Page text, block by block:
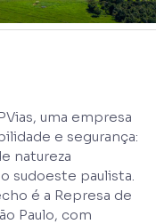
uma empresa
e segurança:
natureza
sudoeste paulista.
é a Represa de
Paulo, com